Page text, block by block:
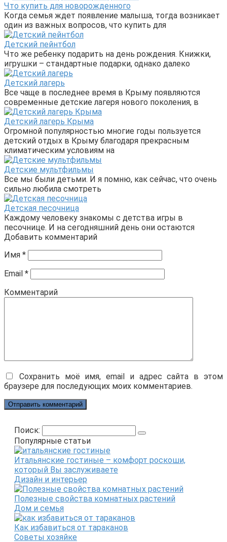
Что купить для новорожденного
Когда семья ждет появление малыша, тогда возникает
один из важных вопросов, что купить для
Детский пейнтбол
Что же ребенку подарить на день рождения. Книжки,
игрушки – стандартные подарки, однако далеко
Детский лагерь
Все чаще в последнее время в Крыму появляются
современные детские лагеря нового поколения, в
Детский лагерь Крыма
Огромной популярностью многие годы пользуется
детский отдых в Крыму благодаря прекрасным
климатическим условиям на
Детские мультфильмы
Все мы были детьми. И я помню, как сейчас, что очень
сильно любила смотреть
Детская песочница
Каждому человеку знакомы с детства игры в
песочнице. И на сегодняшний день они остаются
Добавить комментарий
Имя *
Email *
Комментарий
Сохранить моё имя, email и адрес сайта в этом
браузере для последующих моих комментариев.
Поиск:
Популярные статьи
Итальянские гостиные – комфорт роскоши,
который Вы заслуживаете
Дизайн и интерьер
Полезные свойства комнатных растений
Дом и семья
Как избавиться от тараканов
Советы хозяйке